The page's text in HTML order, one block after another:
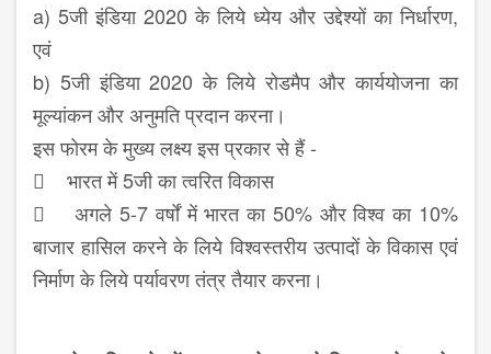
a) 5जी इंडिया 2020 के लिये ध्येय और उद्देश्यों का निर्धारण,
एवं
b) 5जी इंडिया 2020 के लिये रोडमैप और कार्ययोजना का
मूल्यांकन और अनुमति प्रदान करना।
इस फोरम के मुख्य लक्ष्य इस प्रकार से हैं -
 भारत में 5जी का त्वरित विकास
 अगले 5-7 वर्षों में भारत का 50% और विश्व का 10%
बाजार हासिल करने के लिये विश्वस्तरीय उत्पादों के विकास एवं
निर्माण के लिये पर्यावरण तंत्र तैयार करना।